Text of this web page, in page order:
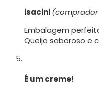
isacini
Embalagem
Queijo saboroso e
É um creme!